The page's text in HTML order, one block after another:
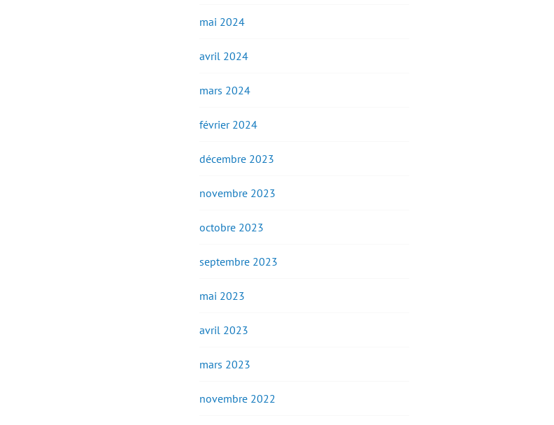
mai 2024
avril 2024
mars 2024
février 2024
décembre 2023
novembre 2023
octobre 2023
septembre 2023
mai 2023
avril 2023
mars 2023
novembre 2022